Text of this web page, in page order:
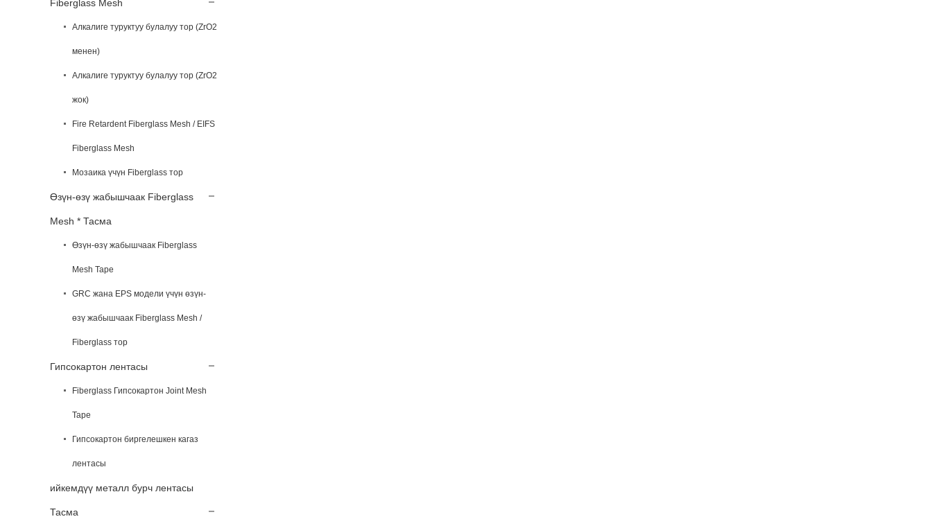
Fiberglass Mesh
Алкалиге туруктуу булалуу тор (ZrO2
менен)
Алкалиге туруктуу булалуу тор (ZrO2
жок)
Fire Retardent Fiberglass Mesh / EIFS
Fiberglass Mesh
Мозаика үчүн Fiberglass тор
Өзүн-өзү жабышчаак Fiberglass
Mesh * Тасма
Өзүн-өзү жабышчаак Fiberglass
Mesh Tape
GRC жана EPS модели үчүн өзүн-
өзү жабышчаак Fiberglass Mesh /
Fiberglass тор
Гипсокартон лентасы
Fiberglass Гипсокартон Joint Mesh
Tape
Гипсокартон биргелешкен кагаз
лентасы
ийкемдүү металл бурч лентасы
Тасма